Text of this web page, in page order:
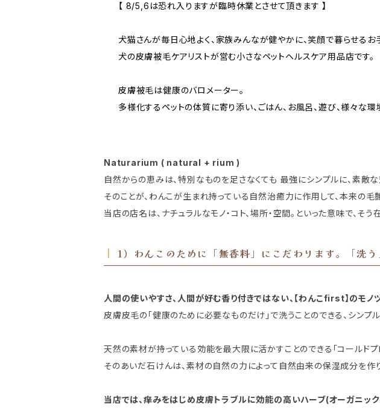
【 8/5,6は恐れ入りますが臨時休業とさせて頂きます 】
犬猫さんが毎日心地よく、家族みんなが健やかに、笑顔で暮らせるお
犬の皮膚被毛ケアリストが営む小さなペットヘルスケア用品店です。
皮膚被毛は健康のバロメーター。
多様化するペットの体質に寄り添い、ごはん、お風呂、遊び、様々な
Naturarium ( natural + rium )
自然からの恵みは、特別なものを足さなくても 最強にシンプルに、素敵な
そのことが、わんこが生まれ持っている自然治癒力に作用して、本来の
当店の店名は、ナチュラルなモノ・コト、場所・空間。といった意味で、そ
1）わんこのために「無香料」にこだわります。「洗
人間の使いやすさ、人間が好む香り付きではない、【わんこfirst】のモノ
皮膚皮毛の「健康のために必要なものだけ」で洗うことのできる、シンプ
天然の素材が持っている効能を最大限に活かすことのできる「コールド
そのあいだ石けんは、素材の自然の力によって自然由来の保湿成分を作
当店では、痒みをはじめ皮膚トラブルに効能の高いハーブ(オーガニッ